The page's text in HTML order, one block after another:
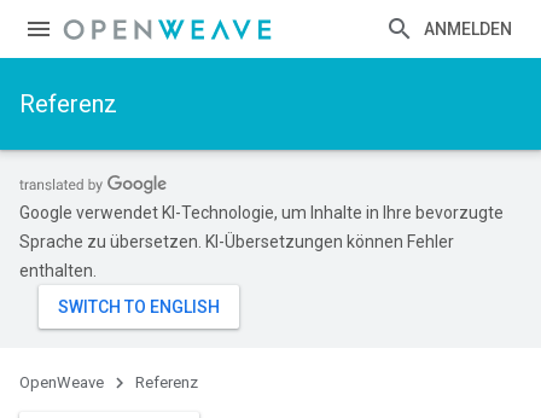
ANMELDEN
Referenz
Google verwendet KI-Technologie, um Inhalte in Ihre bevorzugte
Sprache zu übersetzen. KI-Übersetzungen können Fehler
enthalten.
OpenWeave Referenz